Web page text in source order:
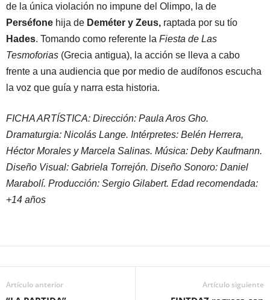
de la única violación no impune del Olimpo, la de
Perséfone hija de Deméter y Zeus, raptada por su tío
Hades. Tomando como referente la Fiesta de Las
Tesmoforias (Grecia antigua), la acción se lleva a cabo
frente a una audiencia que por medio de audífonos escucha
la voz que guía y narra esta historia.
FICHA ARTÍSTICA: Dirección: Paula Aros Gho.
Dramaturgia: Nicolás Lange. Intérpretes: Belén Herrera,
Héctor Morales y Marcela Salinas. Música: Deby Kaufmann.
Diseño Visual: Gabriela Torrejón. Diseño Sonoro: Daniel
Marabolí. Producción: Sergio Gilabert. Edad recomendada:
+14 años
Artículo anterior Artículo siguiente